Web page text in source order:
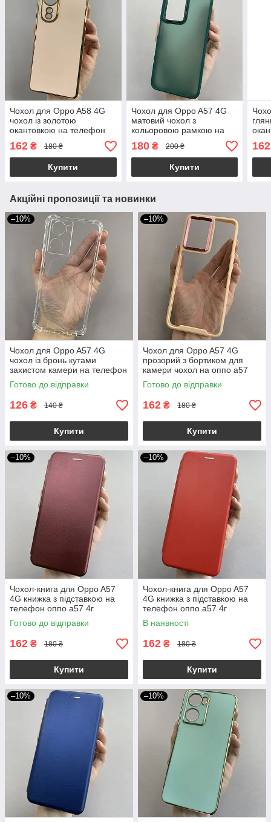
Чохол для Oppo A58 4G
чохол із золотою
окантовкою на телефон
оппо а58 4г пудровий h7y
162 ₴ 180 ₴
Купити
Чохол для Oppo A57 4G
матовий чохол з
кольоровою рамкою на
телефон оппо а57 4г
темно-зелений p2q
180₴ 200 ₴
Купити
162
Акційні пропозиції та новинки
–10%
Чохол для Oppo A57 4G
чохол із бронь кутами
захистом камери на телефон
оппо а57 4г прозорий ttp
Готово до відправки
126 ₴ 140 ₴
Купити
–10%
Чохол для Oppo A57 4G
прозорий з бортиком для
камери чохол на оппо а57
бежевий k6h
Готово до відправки
162 ₴ 180 ₴
Купити
–10%
Чохол-книга для Oppo A57
4G книжка з підставкою на
телефон оппо а57 4г
бордова stn
Готово до відправки
162 ₴ 180 ₴
Купити
–10%
Чохол-книга для Oppo A57
4G книжка з підставкою на
телефон оппо а57 4г
червона stn
В наявності
162 ₴ 180 ₴
Купити
–10% –10%